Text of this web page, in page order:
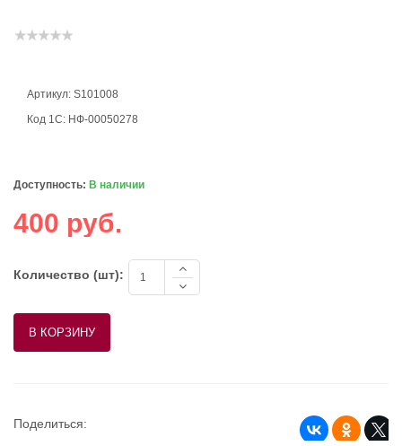
Артикул: S101008
Код 1С: НФ-00050278
Доступность: В наличии
400 руб.
Количество (шт):
Поделиться: